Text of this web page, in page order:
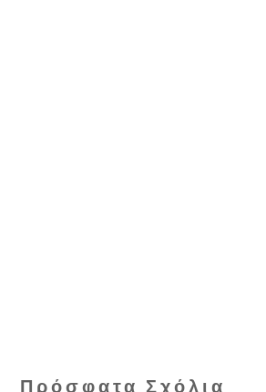
Πρόσφατα Σχόλια